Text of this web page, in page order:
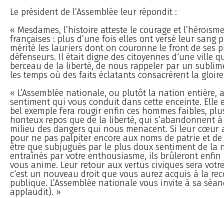
Le président de l’Assemblée leur répondit :
« Mesdames, l’histoire atteste le courage et
françaises : plus d’une fois elles ont versé leur sang
mérité les lauriers dont on couronne le front de ses
défenseurs. Il était digne des citoyennes d‘une ville
berceau de la liberté, de nous rappeler par un
les temps où des faits éclatants consacrèrent la
« L’Assemblée nationale, ou plutôt la nation entière,
sentiment qui vous conduit dans cette enceinte. Elle
bel exemple fera rougir enfin ces hommes faibles,
honteux repos que de la liberté, qui s’abandonnent
milieu des dangers qui nous menacent. Si leur cœur
pour ne pas palpiter encore aux noms de patrie et
être que subjugués par le plus doux sentiment de la
entraînés par votre enthousiasme, ils brûleront enfin
vous anime. Leur retour aux vertus civiques sera
c‘est un nouveau droit que vous aurez acquis à la
publique. L’Assemblée nationale vous invite à sa
applaudit). »